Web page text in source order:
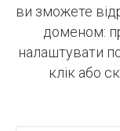
ви зможете
доменом:
налаштувати
клік або